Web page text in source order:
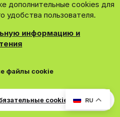
RU
связь
Поддержка
Условия и правила
дополнительные cookies для
удобства пользователя.
информацию и
файлы cookie
cookie